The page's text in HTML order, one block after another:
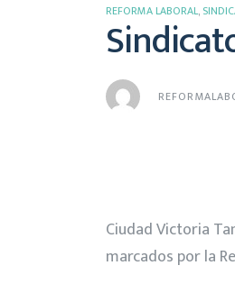
REFORMA LABORAL,
Ciudad Victoria
marcados por la